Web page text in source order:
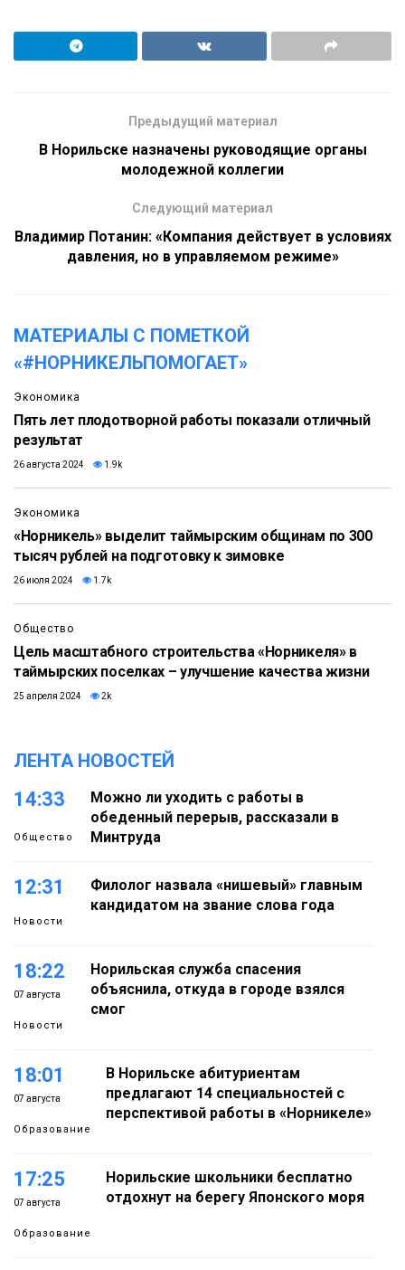
Предыдущий материал
В Норильске назначены руководящие органы
молодежной коллегии
Следующий материал
Владимир Потанин: «Компания действует в условиях
давления, но в управляемом режиме»
МАТЕРИАЛЫ С ПОМЕТКОЙ
«#НОРНИКЕЛЬПОМОГАЕТ»
Экономика
Пять лет плодотворной работы показали отличный
результат
26 августа 2024 1.9k
Экономика
«Норникель» выделит таймырским общинам по 300
тысяч рублей на подготовку к зимовке
26 июля 2024 1.7k
Общество
Цель масштабного строительства «Норникеля» в
таймырских поселках – улучшение качества жизни
25 апреля 2024 2k
ЛЕНТА НОВОСТЕЙ
14:33
Общество
Можно ли уходить с работы в
обеденный перерыв, рассказали в
Минтруда
12:31
Новости
Филолог назвала «нишевый» главным
кандидатом на звание слова года
18:22
07 августа
Новости
Норильская служба спасения
объяснила, откуда в городе взялся
смог
18:01
07 августа
Образование
В Норильске абитуриентам
предлагают 14 специальностей с
перспективой работы в «Норникеле»
17:25
07 августа
Образование
Норильские школьники бесплатно
отдохнут на берегу Японского моря